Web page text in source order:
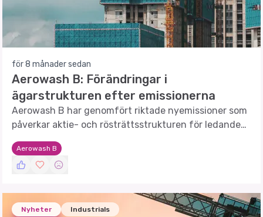
för 8 månader sedan
Aerowash B: Förändringar i
ägarstrukturen efter emissionerna
Aerowash B har genomfört riktade nyemissioner som
påverkar aktie- och rösträttsstrukturen för ledande
befattningshavare.
Aerowash B
Nyheter Industrials